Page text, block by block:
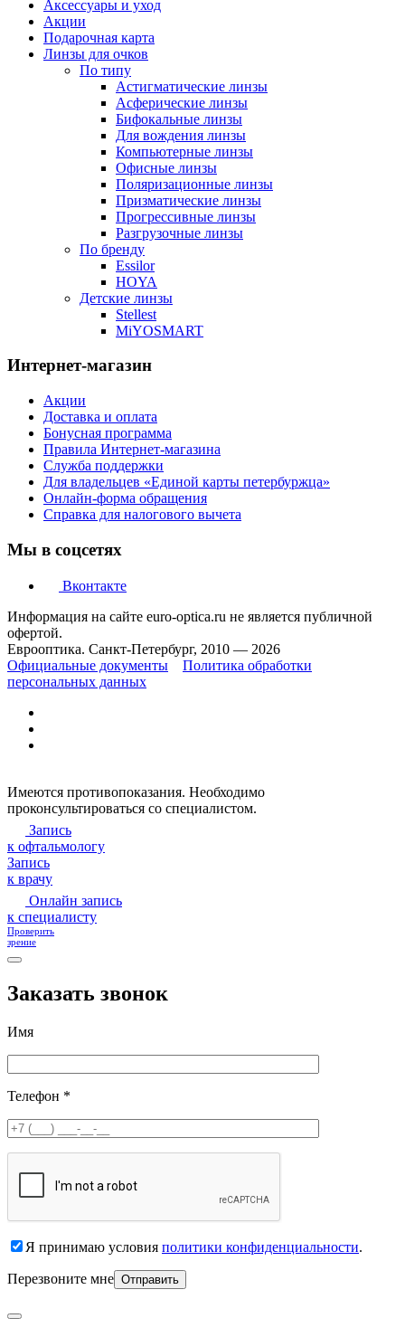
Аксессуары и уход
Акции
Подарочная карта
Линзы для очков
По типу
Астигматические линзы
Асферические линзы
Бифокальные линзы
Для вождения линзы
Компьютерные линзы
Офисные линзы
Поляризационные линзы
Призматические линзы
Прогрессивные линзы
Разгрузочные линзы
По бренду
Essilor
HOYA
Детские линзы
Stellest
MiYOSMART
Интернет-магазин
Акции
Доставка и оплата
Бонусная программа
Правила Интернет-магазина
Служба поддержки
Для владельцев «Единой карты петербуржца»
Онлайн-форма обращения
Справка для налогового вычета
Мы в соцсетях
Вконтакте
Информация на сайте euro-optica.ru не является публичной
офертой.
Еврооптика. Санкт-Петербург, 2010 — 2026
Официальные документы
Политика обработки
персональных данных
Имеются противопоказания. Необходимо
проконсультироваться со специалистом.
Запись
к офтальмологу
Запись
к врачу
Онлайн запись
к специалисту
Проверить
зрение
Заказать звонок
Имя
Телефон *
Я принимаю условия политики конфиденциальности.
Перезвоните мне